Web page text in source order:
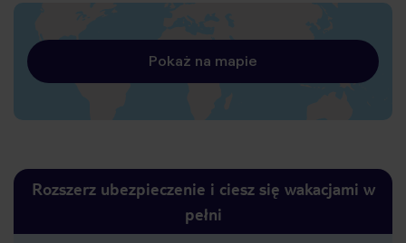
Pokaż na mapie
Rozszerz ubezpieczenie i ciesz się wakacjami w
pełni